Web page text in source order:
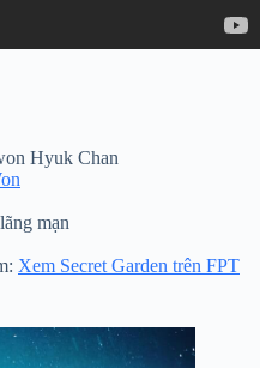
Hyuk Chan
mạn
Xem Secret Garden trên FPT